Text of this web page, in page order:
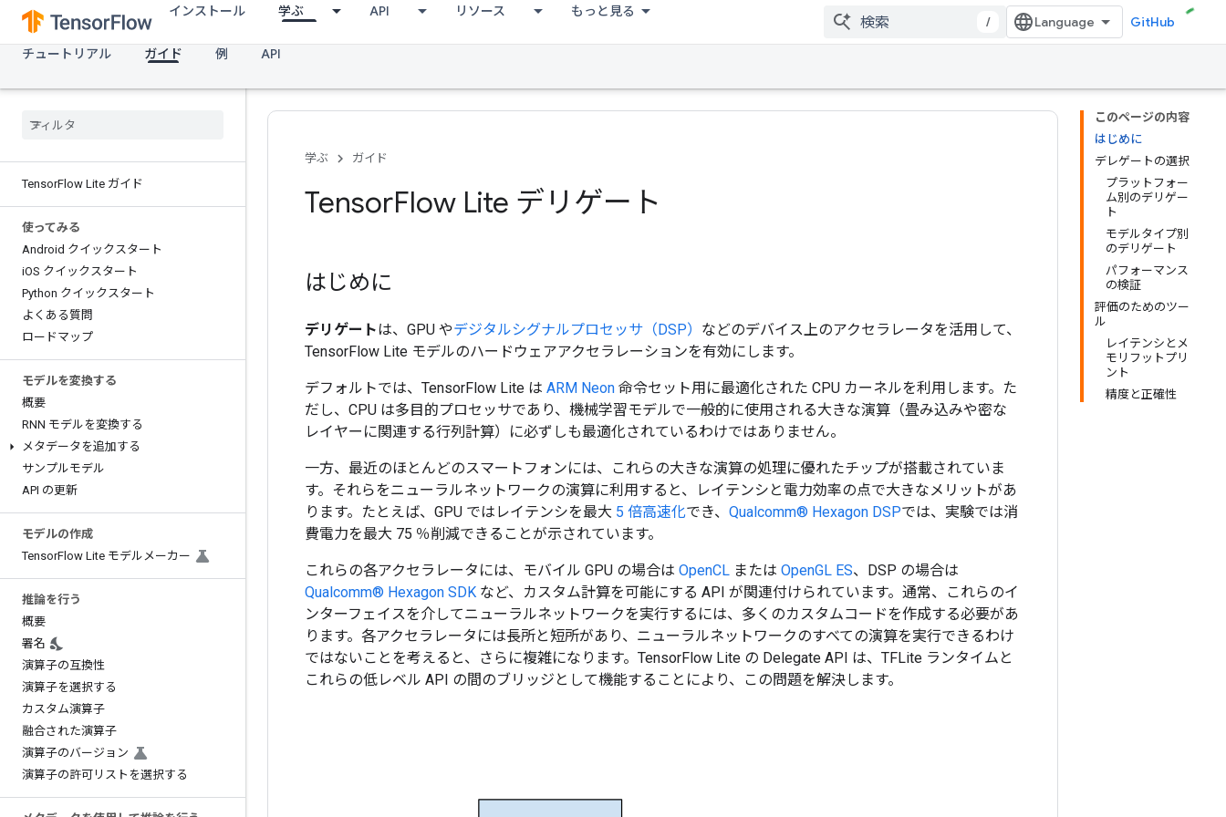
インストール 学ぶ API リソース もっと見る
/
GitHub
チュートリアル
ガイド 例 API
TensorFlow Lite ガイド
使ってみる
Android クイックスタート
iOS クイックスタート
Python クイックスタート
よくある質問
ロードマップ
モデルを変換する
概要
RNN モデルを変換する
メタデータを追加する
サンプルモデル
API の更新
モデルの作成
TensorFlow Lite モデルメーカー
推論を行う
概要
署名
演算子の互換性
演算子を選択する
カスタム演算子
融合された演算子
演算子のバージョン
演算子の許可リストを選択する
このページの内容
はじめに
デレゲートの選択
プラットフォー
ム別のデリゲー
ト
モデルタイプ別
のデリゲート
パフォーマンス
の検証
評価のためのツー
ル
レイテンシとメ
モリフットプリ
ント
精度と正確性
学ぶ ガイド
TensorFlow Lite デリゲート
はじめに
デリゲートは、GPU やデジタルシグナルプロセッサ（DSP） などのデバイス上のアクセラレータを活用して、
TensorFlow Lite モデルのハードウェアアクセラレーションを有効にします。
デフォルトでは、TensorFlow Lite は ARM Neon 命令セット用に最適化された CPU カーネルを利用します。た
だし、CPU は多目的プロセッサであり、機械学習モデルで一般的に使用される大きな演算（畳み込みや密な
レイヤーに関連する行列計算）に必ずしも最適化されているわけではありません。
一方、最近のほとんどのスマートフォンには、これらの大きな演算の処理に優れたチップが搭載されていま
す。それらをニューラルネットワークの演算に利用すると、レイテンシと電力効率の点で大きなメリットがあ
ります。たとえば、GPU ではレイテンシを最大 5 倍高速化でき、 Qualcomm® Hexagon DSPでは、実験では消
費電力を最大 75 ％削減できることが示されています。
これらの各アクセラレータには、モバイル GPU の場合は OpenCL または OpenGL ES、DSP の場合は
Qualcomm® Hexagon SDK など、カスタム計算を可能にする API が関連付けられています。通常、これらのイ
ンターフェイスを介してニューラルネットワークを実行するには、多くのカスタムコードを作成する必要があ
ります。各アクセラレータには長所と短所があり、ニューラルネットワークのすべての演算を実行できるわけ
ではないことを考えると、さらに複雑になります。TensorFlow Lite の Delegate API は、TFLite ランタイムと
これらの低レベル API の間のブリッジとして機能することにより、この問題を解決します。